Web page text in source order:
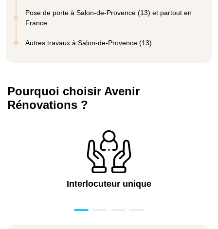
Pose de porte à Salon-de-Provence (13) et partout en
France
Autres travaux à Salon-de-Provence (13)
Pourquoi choisir Avenir
Rénovations ?
Interlocuteur unique